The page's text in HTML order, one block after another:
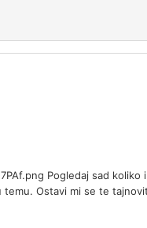
Pogledaj sad
Ostavi mi se te